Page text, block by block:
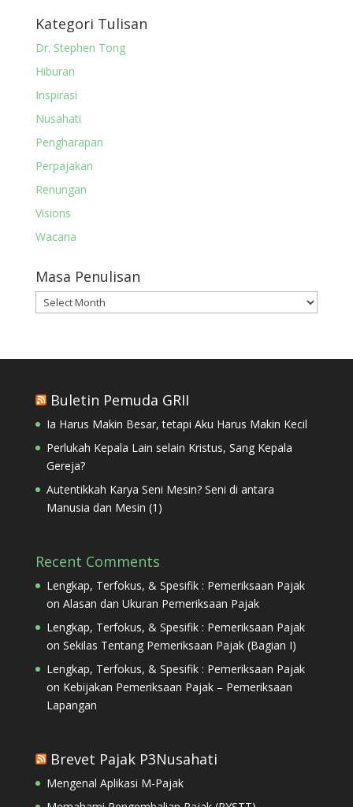
Kategori Tulisan
Dr. Stephen Tong
Hiburan
Inspirasi
Nusahati
Pengharapan
Perpajakan
Renungan
Visions
Wacana
Masa Penulisan
Masa
Penulisan
Buletin Pemuda GRII
Ia Harus Makin Besar, tetapi Aku Harus Makin Kecil
Perlukah Kepala Lain selain Kristus, Sang Kepala
Gereja?
Autentikkah Karya Seni Mesin? Seni di antara
Manusia dan Mesin (1)
Recent Comments
Lengkap, Terfokus, & Spesifik : Pemeriksaan Pajak
on Alasan dan Ukuran Pemeriksaan Pajak
Lengkap, Terfokus, & Spesifik : Pemeriksaan Pajak
on Sekilas Tentang Pemeriksaan Pajak (Bagian I)
Lengkap, Terfokus, & Spesifik : Pemeriksaan Pajak
on Kebijakan Pemeriksaan Pajak – Pemeriksaan
Lapangan
Brevet Pajak P3Nusahati
Mengenal Aplikasi M-Pajak